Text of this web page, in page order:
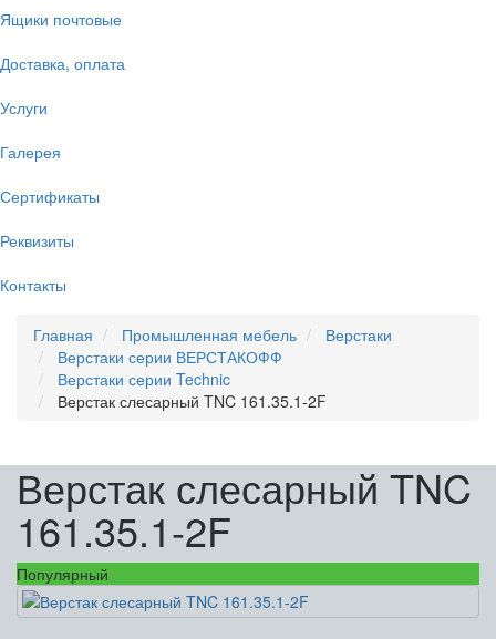
Ящики почтовые
Доставка, оплата
Услуги
Галерея
Сертификаты
Реквизиты
Контакты
Главная Промышленная мебель
Верстаки
Верстаки серии ВЕРСТАКОФФ
Верстаки серии Technic
Верстак слесарный TNC 161.35.1-2F
Верстак слесарный TNC
161.35.1-2F
Популярный